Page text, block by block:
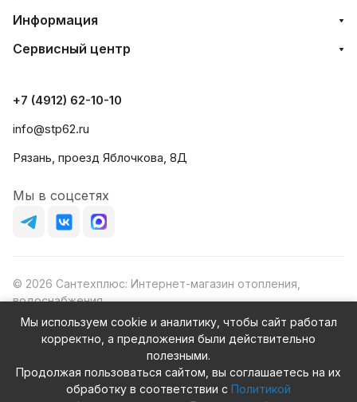
Информация
Сервисный центр
+7 (4912) 62-10-10
info@stp62.ru
Рязань, проезд Яблочкова, 8Д
Мы в соцсетях
© 2026 Сантехплюс: Интернет-магазин отопления,
водоснабжения
Юридический адрес: 390023, г. Рязань, проезд Яблочкова,
ИНН/КПП: 6230087631/623001001
ОГРН: 1156230000080
Мы используем cookie и аналитику, чтобы сайт работал
корректно, а предложения были действительно
полезными.
Продолжая пользоваться сайтом, вы соглашаетесь на их
обработку в соответствии с Политикой